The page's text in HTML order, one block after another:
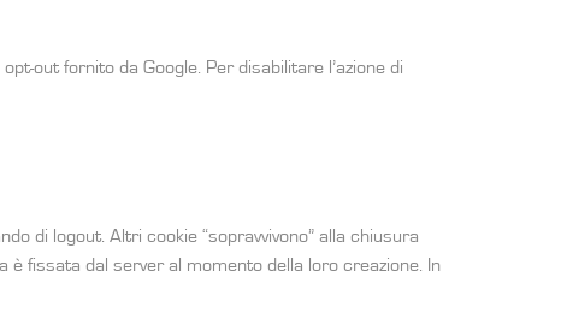
out fornito da Google. Per disabilitare l’azione di
di logout. Altri cookie “sopravvivono” alla chiusura
fissata dal server al momento della loro creazione. In